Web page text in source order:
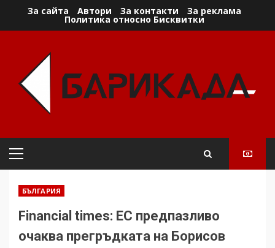
За сайта Автори За контакти За реклама
Политика относно Бисквитки
Primary
БЪЛГАРИЯ
Financial times: ЕС предпазливо
очаква прегръдката на Борисов